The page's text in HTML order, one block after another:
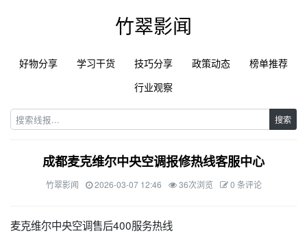
竹翠影闻
好物分享 学习干货 技巧分享 政策动态
榜单推荐
行业观察
搜索
成都麦克维尔中央空调报修热线客服中心
竹翠影闻 2026-03-07 12:46 36次浏览 0 条评论
麦克维尔中央空调售后400服务热线